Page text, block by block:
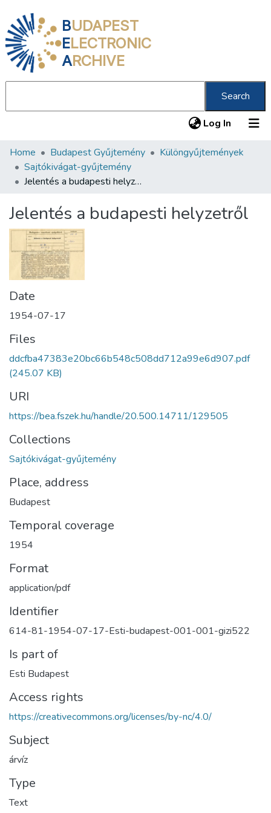
BUDAPEST
ELECTRONIC
ARCHIVE
Search
Log In (current)
Communities & Collections
All of DSpace
About us
Home Budapest Gyűjtemény
Különgyűjtemények
Sajtókivágat-gyűjtemény
Jelentés a budapesti helyzetről
Jelentés a budapesti helyzetről
Date
1954-07-17
Files
ddcfba47383e20bc66b548c508dd712a99e6d907.pdf
(245.07 KB)
URI
https://bea.fszek.hu/handle/20.500.14711/129505
Collections
Sajtókivágat-gyűjtemény
Place, address
Budapest
Temporal coverage
1954
Format
application/pdf
Identifier
614-81-1954-07-17-Esti-budapest-001-001-gizi522
Is part of
Esti Budapest
Access rights
https://creativecommons.org/licenses/by-nc/4.0/
Subject
árvíz
Type
Text